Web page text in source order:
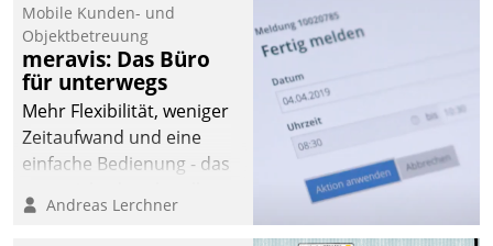
Mobile Kunden- und
Objektbetreuung
meravis: Das Büro
für unterwegs
Mehr Flexibilität, weniger
Zeitaufwand und eine
einfache Bedienung - das
Cockpit für mobile
Andreas Lerchner